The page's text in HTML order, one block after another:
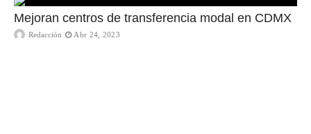
Mejoran centros de transferencia modal en CDMX
Redacción Abr 24, 2023